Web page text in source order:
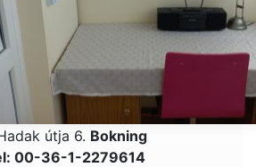
útja 6. Bokning
00-36-1-2279614